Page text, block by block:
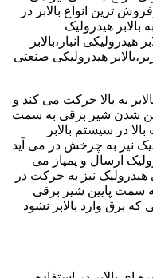
ترین انواع بالابر در
بالابر هیدرولیک
انبار،بالابر
هیدرولیکی صنعتی
به بالا حرکت می کند و
شدن شیر برقی به سمت
در سیستم بالابر
نیز به چرخش در می آید
ارسال و پمپاز می
هیدرولیک نیز به حرکت در
سمت پایین شیر برقی
برق وارد بالابر نشود